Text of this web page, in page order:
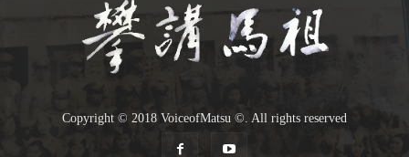
Copyright © 2018 VoiceofMatsu ©. All rights reserved